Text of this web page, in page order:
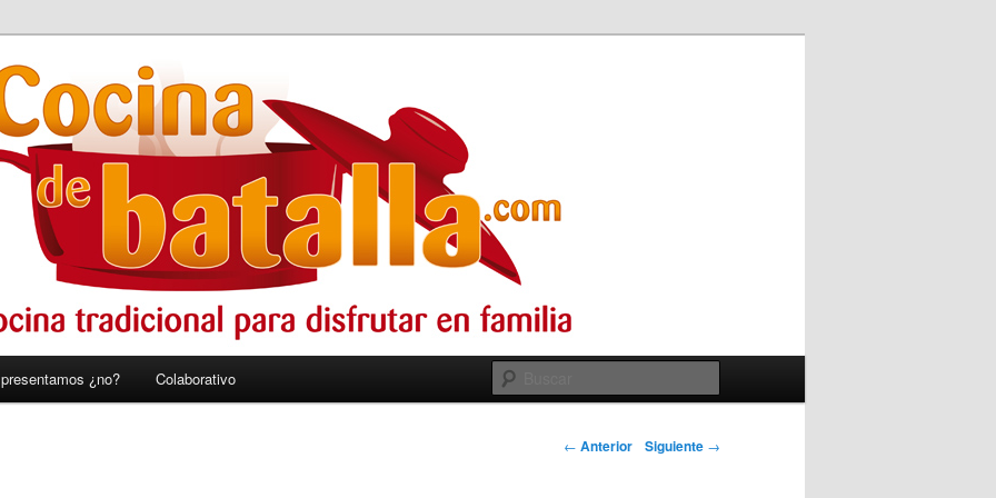
¿no? Colaborativo
← Anterior Siguiente →